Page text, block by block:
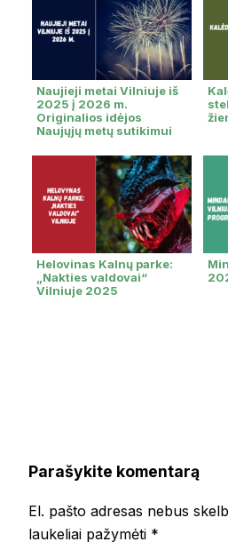
Naujieji metai Vilniuje iš
2025 į 2026 m.
Originalios idėjos
Naujųjų metų sutikimui
Helovinas Kalnų parke:
„Nakties valdovai“
Vilniuje 2025
Parašykite komentarą
El. pašto adresas nebus
laukeliai pažymėti *